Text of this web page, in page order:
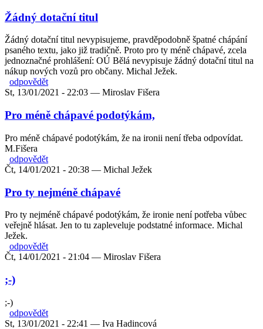
Žádný dotační titul
Žádný dotační titul nevypisujeme, pravděpodobně špatné chápání
psaného textu, jako již tradičně. Proto pro ty méně chápavé, zcela
jednoznačné prohlášení: OÚ Bělá nevypisuje žádný dotační titul na
nákup nových vozů pro občany. Michal Ježek.
odpovědět
St, 13/01/2021 - 22:03 — Miroslav Fišera
Pro méně chápavé podotýkám,
Pro méně chápavé podotýkám, že na ironii není třeba odpovídat.
M.Fišera
odpovědět
Čt, 14/01/2021 - 20:38 — Michal Ježek
Pro ty nejméně chápavé
Pro ty nejméně chápavé podotýkám, že ironie není potřeba vůbec
veřejně hlásat. Jen to tu zapleveluje podstatné informace. Michal
Ježek.
odpovědět
Čt, 14/01/2021 - 21:04 — Miroslav Fišera
;-)
;-)
odpovědět
St, 13/01/2021 - 22:41 — Iva Hadincová